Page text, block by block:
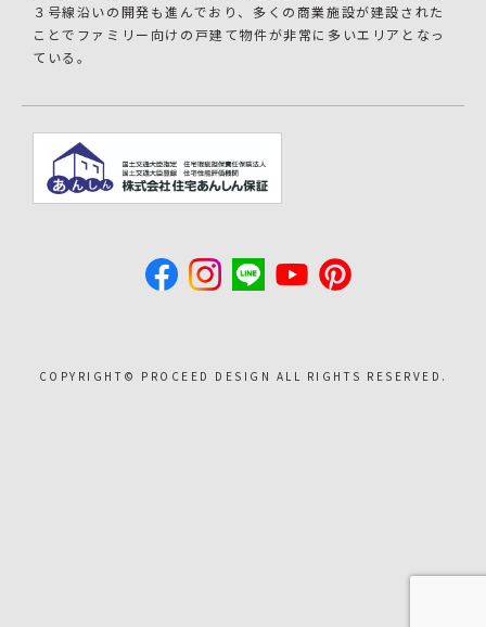
３号線沿いの開発も進んでおり、多くの商業施設が建設された
ことでファミリー向けの戸建て物件が非常に多いエリアとなっ
ている。
COPYRIGHT©︎ PROCEED DESIGN ALL RIGHTS RESERVED.